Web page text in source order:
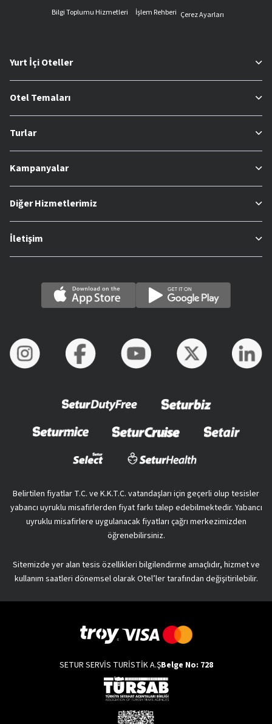
Bilgi Toplumu Hizmetleri
İşlem Rehberi Çerez Ayarları
Yurt İçi Oteller
Otel Temaları
Turlar
Kampanyalar
Diğer Hizmetlerimiz
İletişim
Belirtilen fiyatlar T.C. ve K.K.T.C. vatandaşları için geçerli olup tesisler
yabancı uyruklu misafirlerden fiyat farkı talep edebilmektedir. Yabancı
uyruklu misafirlere uygulanacak fiyatları çağrı merkezimizden
öğrenebilirsiniz.
Sitemizde yer alan tesis özellikleri bilgilendirme amaçlıdır, hizmet ve
kullanım saatleri dönemsel olarak Otel’ler tarafından değişitirilebilir.
SETUR SERVİS TURİSTİK A.ŞBelge No: 728